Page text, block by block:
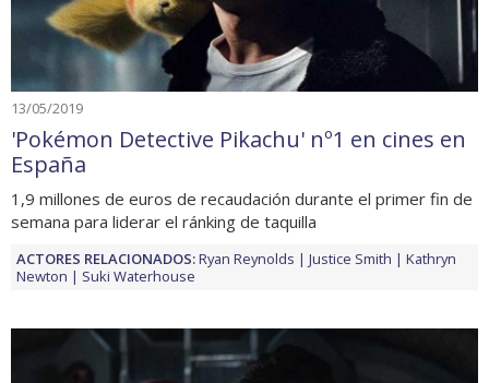
13/05/2019
'Pokémon Detective Pikachu' nº1 en cines en
España
1,9 millones de euros de recaudación durante el primer fin de
semana para liderar el ránking de taquilla
ACTORES RELACIONADOS:Ryan Reynolds Justice Smith
Kathryn
Newton
Suki Waterhouse